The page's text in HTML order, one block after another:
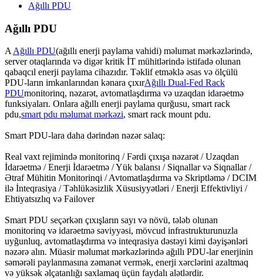
Ağıllı PDU
Ağıllı PDU
AAğıllı PDU(ağıllı enerji paylama vahidi) məlumat mərkəzlərində,
server otaqlarında və digər kritik İT mühitlərində istifadə olunan
qabaqcıl enerji paylama cihazıdır. Təklif etməklə əsas və ölçülü
PDU-ların imkanlarından kənara çıxırAğıllı Dual-Fed Rack
PDUmonitorinq, nəzarət, avtomatlaşdırma və uzaqdan idarəetmə
funksiyaları. Onlara ağıllı enerji paylama qurğusu, smart rack
pdu,smart pdu məlumat mərkəzi, smart rack mount pdu.
Smart PDU-lara daha dərindən nəzər salaq:
Real vaxt rejimində monitorinq / Fərdi çıxışa nəzarət / Uzaqdan
İdarəetmə / Enerji İdarəetmə / Yük balansı / Siqnallar və Siqnallar /
Ətraf Mühitin Monitorinqi / Avtomatlaşdırma və Skriptləmə / DCIM
ilə İnteqrasiya / Təhlükəsizlik Xüsusiyyətləri / Enerji Effektivliyi /
Ehtiyatsızlıq və Failover
Smart PDU seçərkən çıxışların sayı və növü, tələb olunan
monitorinq və idarəetmə səviyyəsi, mövcud infrastrukturunuzla
uyğunluq, avtomatlaşdırma və inteqrasiya dəstəyi kimi dəyişənləri
nəzərə alın. Müasir məlumat mərkəzlərində ağıllı PDU-lar enerjinin
səmərəli paylanmasına zəmanət vermək, enerji xərclərini azaltmaq
və yüksək əlçatanlığı saxlamaq üçün faydalı alətlərdir.